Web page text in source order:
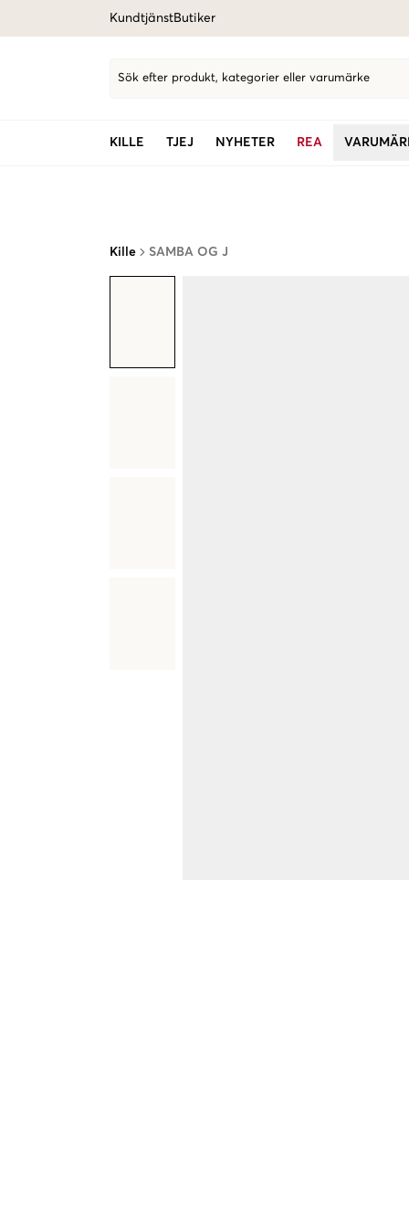
KundtjänstButiker
Sök efter produkt, kategorier eller varumärke
KILLE TJEJ NYHETER REA
Kille SAMBA OG J